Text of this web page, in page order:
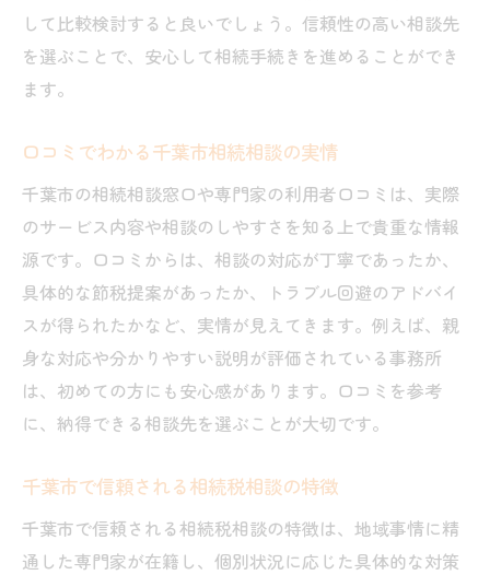
して比較検討すると良いでしょう。信頼性の高い相談先
を選ぶことで、安心して相続手続きを進めることができ
ます。
口コミでわかる千葉市相続相談の実情
千葉市の相続相談窓口や専門家の利用者口コミは、実際
のサービス内容や相談のしやすさを知る上で貴重な情報
源です。口コミからは、相談の対応が丁寧であったか、
具体的な節税提案があったか、トラブル回避のアドバイ
スが得られたかなど、実情が見えてきます。例えば、親
身な対応や分かりやすい説明が評価されている事務所
は、初めての方にも安心感があります。口コミを参考
に、納得できる相談先を選ぶことが大切です。
千葉市で信頼される相続税相談の特徴
千葉市で信頼される相続税相談の特徴は、地域事情に精
通した専門家が在籍し、個別状況に応じた具体的な対策